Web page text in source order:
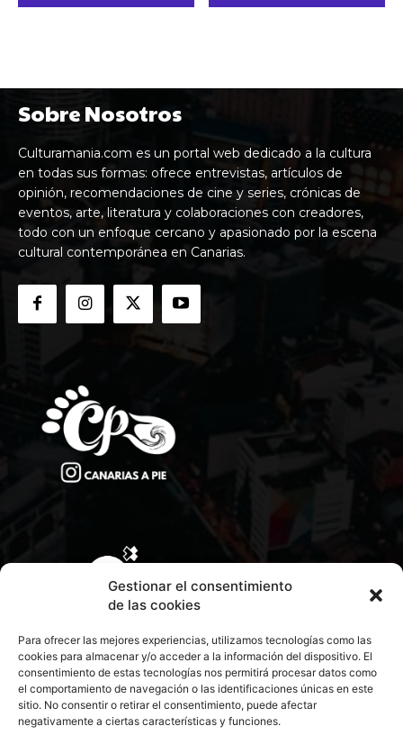
Gestionar el consentimiento
de las cookies
Para ofrecer las mejores experiencias, utilizamos tecnologías como las
cookies para almacenar y/o acceder a la información del dispositivo. El
consentimiento de estas tecnologías nos permitirá procesar datos como
el comportamiento de navegación o las identificaciones únicas en este
sitio. No consentir o retirar el consentimiento, puede afectar
negativamente a ciertas características y funciones.
Sobre Nosotros
Culturamania.com es un portal web dedicado a la cultura
en todas sus formas: ofrece entrevistas, artículos de
opinión, recomendaciones de cine y series, crónicas de
eventos, arte, literatura y colaboraciones con creadores,
todo con un enfoque cercano y apasionado por la escena
cultural contemporánea en Canarias.
CONTACTA CON NOSOTROS